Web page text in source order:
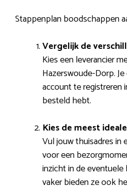
Stappenplan boodschappen
Vergelijk de
Kies een leverancier
Hazerswoude-Dorp.
account te registreren
besteld hebt.
Kies de meest
Vul jouw thuisadres in
voor een
inzicht in de
vaker bieden ze ook